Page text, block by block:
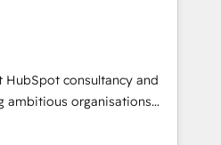
Reviews. Digifianz
logistics & 3PL, home
branding and
health, education,
and consulting, make the
Mexico and Latin
HubSpot consultancy and
ambitious organisations
and intelligence.